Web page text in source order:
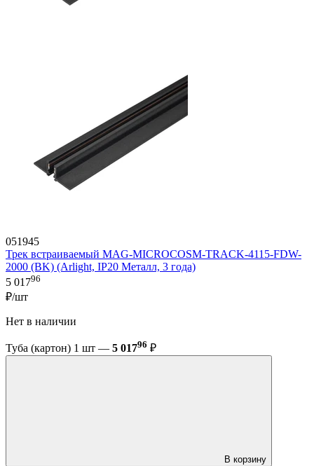
051945
Трек встраиваемый MAG-MICROCOSM-TRACK-4115-FDW-
2000 (BK) (Arlight, IP20 Металл, 3 года)
5 01796
₽/шт
Нет в наличии
Туба (картон) 1 шт — 5 01796 ₽
В корзину